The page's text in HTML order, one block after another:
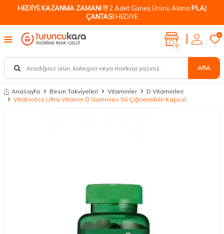
HEDİYE KAZANMA ZAMANI !!! 2 Adet Güneş Ürünü Alana PLAJ
ÇANTASIHEDİYE
ARA
0
0
Anasayfa Besin Takviyeleri Vitaminler
D Vitaminleri
Vitabiotics Ultra Vitamin D Gummies 50 Çiğnenebilir Kapsül